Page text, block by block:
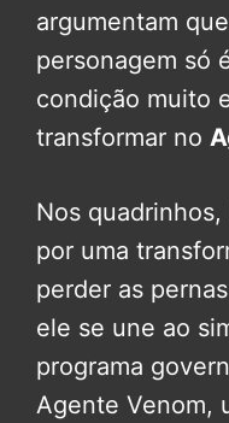
argumentam
personagem só
condição muito
transformar no
Nos
por uma
perder as
ele se une ao
programa
Agente Venom,